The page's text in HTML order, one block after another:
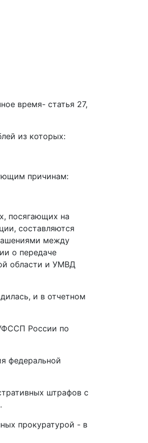
время- статья 27,
из которых:
причинам:
посягающих на
составляются
между
о передаче
области и УМВД
и в отчетном
России по
федеральной
штрафов с
прокуратурой - в